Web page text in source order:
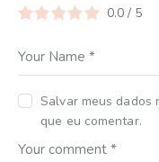
0.0 / 5
Salvar meus dados
que eu comentar.